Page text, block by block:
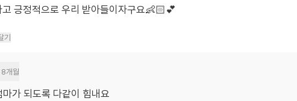
긍정적으로 우리 받아들이자구요👶🏻💕
기
8개월
가 되도록 다같이 힘내요